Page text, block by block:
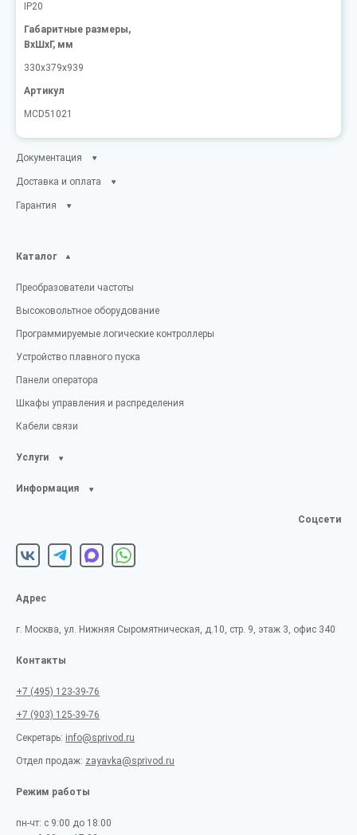
IP20
Габаритные размеры,
ВxШxГ, мм
330x379x939
Артикул
MCD51021
Документация
Доставка и оплата
Гарантия
Каталог
Преобразователи частоты
Высоковольтное оборудование
Программируемые логические контроллеры
Устройство плавного пуска
Панели оператора
Шкафы управления и распределения
Кабели связи
Услуги
Информация
Соцсети
Адрес
г. Москва, ул. Нижняя Сыромятническая, д.10, стр. 9, этаж 3, офис 340
Контакты
+7 (495) 123-39-76
+7 (903) 125-39-76
Секретарь: info@sprivod.ru
Отдел продаж: zayavka@sprivod.ru
Режим работы
пн-чт: с 9:00 до 18:00